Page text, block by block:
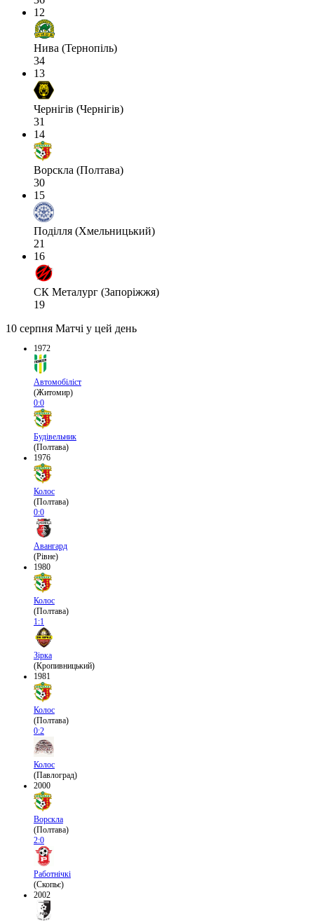
12
Нива (Тернопіль)
34
13
Чернігів (Чернігів)
31
14
Ворскла (Полтава)
30
15
Поділля (Хмельницький)
21
16
СК Металург (Запоріжжя)
19
10 серпня Матчі у цей день
1972
Автомобіліст
(Житомир)
0:0
Будівельник
(Полтава)
1976
Колос
(Полтава)
0:0
Авангард
(Рівне)
1980
Колос
(Полтава)
1:1
Зірка
(Кропивницький)
1981
Колос
(Полтава)
0:2
Колос
(Павлоград)
2000
Ворскла
(Полтава)
2:0
Работнічкі
(Скопьє)
2002